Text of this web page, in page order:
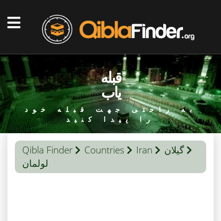
قبله
یاب
به راحتی جهت قبله خود
را پیدا کنید
Qibla Finder Countries Iran
گیلان
لولمان